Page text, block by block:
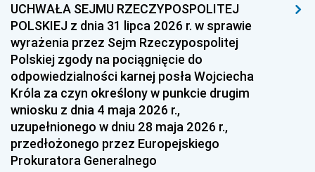
UCHWAŁA SEJMU RZECZYPOSPOLITEJ
POLSKIEJ z dnia 31 lipca 2026 r. w sprawie
wyrażenia przez Sejm Rzeczypospolitej
Polskiej zgody na pociągnięcie do
odpowiedzialności karnej posła Wojciecha
Króla za czyn określony w punkcie drugim
wniosku z dnia 4 maja 2026 r.,
uzupełnionego w dniu 28 maja 2026 r.,
przedłożonego przez Europejskiego
Prokuratora Generalnego